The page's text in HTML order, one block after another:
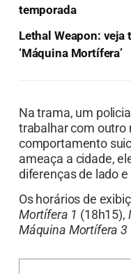
temporada
Lethal Weapon: veja
‘Máquina Mortífera’
Na trama, um
trabalhar com outro
comportamento
ameaça a cidade,
diferenças de lado
Os horários de
Mortífera 1 (18h15),
Máquina Mortífera 3